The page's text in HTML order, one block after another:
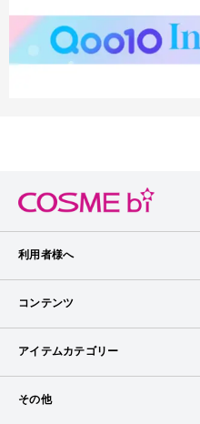
利用者様へ
メンバーログイン
メンバー会員について
コンテンツ
ランキング
アイテムカテゴリー
スキンケア
その他